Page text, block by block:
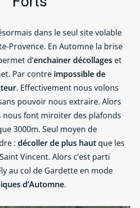
dans le seul site volable
Provence. En Automne la brise
d’enchainer décollages et
Par contre impossible de
. Effectivement nous volons
pouvoir nous extraire. Alors
nous font miroiter des plafonds
3000m. Seul moyen de
: décoller de plus haut que les
Vincent. Alors c’est parti
au col de Gardette en mode
d’Automne.